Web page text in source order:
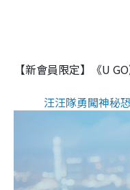
【新會員限定】《U
汪汪隊勇闖神秘